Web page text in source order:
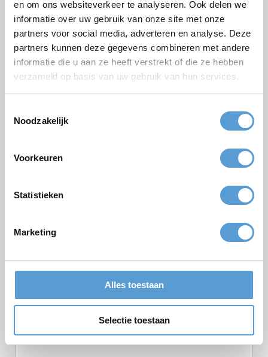
en om ons websiteverkeer te analyseren. Ook delen we
informatie over uw gebruik van onze site met onze
partners voor social media, adverteren en analyse. Deze
partners kunnen deze gegevens combineren met andere
informatie die u aan ze heeft verstrekt of die ze hebben
verzameld op basis van uw gebruik van hun services.
Noodzakelijk
Voorkeuren
Statistieken
Marketing
Alles toestaan
Selectie toestaan
Kostenloses Angebot:
Paket
Firmen/Gruppenname
Email *
Geplanter Zeitpunkt
Optionen/Ergänzungen
Getränkearrangement